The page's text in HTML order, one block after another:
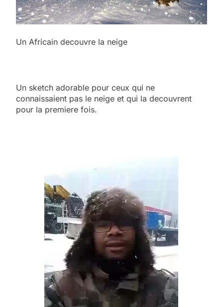
Un Africain decouvre la neige
Un sketch adorable pour ceux qui ne
connaissaient pas le neige et qui la decouvrent
pour la premiere fois.
2025, l’année la plus